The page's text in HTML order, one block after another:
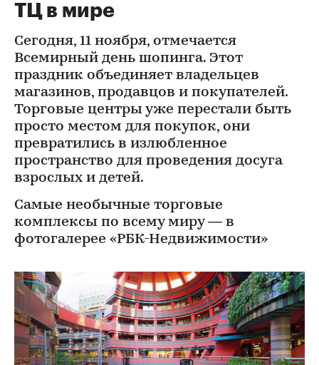
ТЦ в мире
Сегодня, 11 ноября, отмечается
Всемирный день шопинга. Этот
праздник объединяет владельцев
магазинов, продавцов и покупателей.
Торговые центры уже перестали быть
просто местом для покупок, они
превратились в излюбленное
пространство для проведения досуга
взрослых и детей.
Самые необычные торговые
комплексы по всему миру — в
фотогалерее «РБК-Недвижимости»